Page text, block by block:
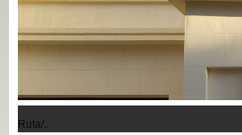
Ruta/..